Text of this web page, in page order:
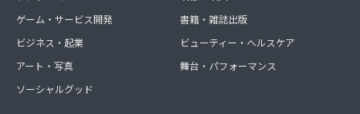
ゲーム・サービス開発
ビジネス・起業
アート・写真
ソーシャルグッド
書籍・雑誌出版
ビューティー・ヘルスケア
舞台・パフォーマンス